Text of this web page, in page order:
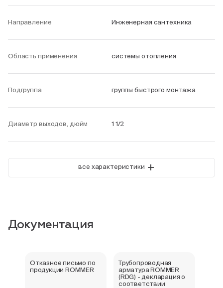
Направление Инженерная сантехника
Область применения системы отопления
Подгруппа группы быстрого монтажа
Диаметр выходов, дюйм 1 1/2
все характеристики +
Документация
Отказное письмо по
продукции ROMMER
Трубопроводная
арматура ROMMER
(RDG) - декларация о
соответствии